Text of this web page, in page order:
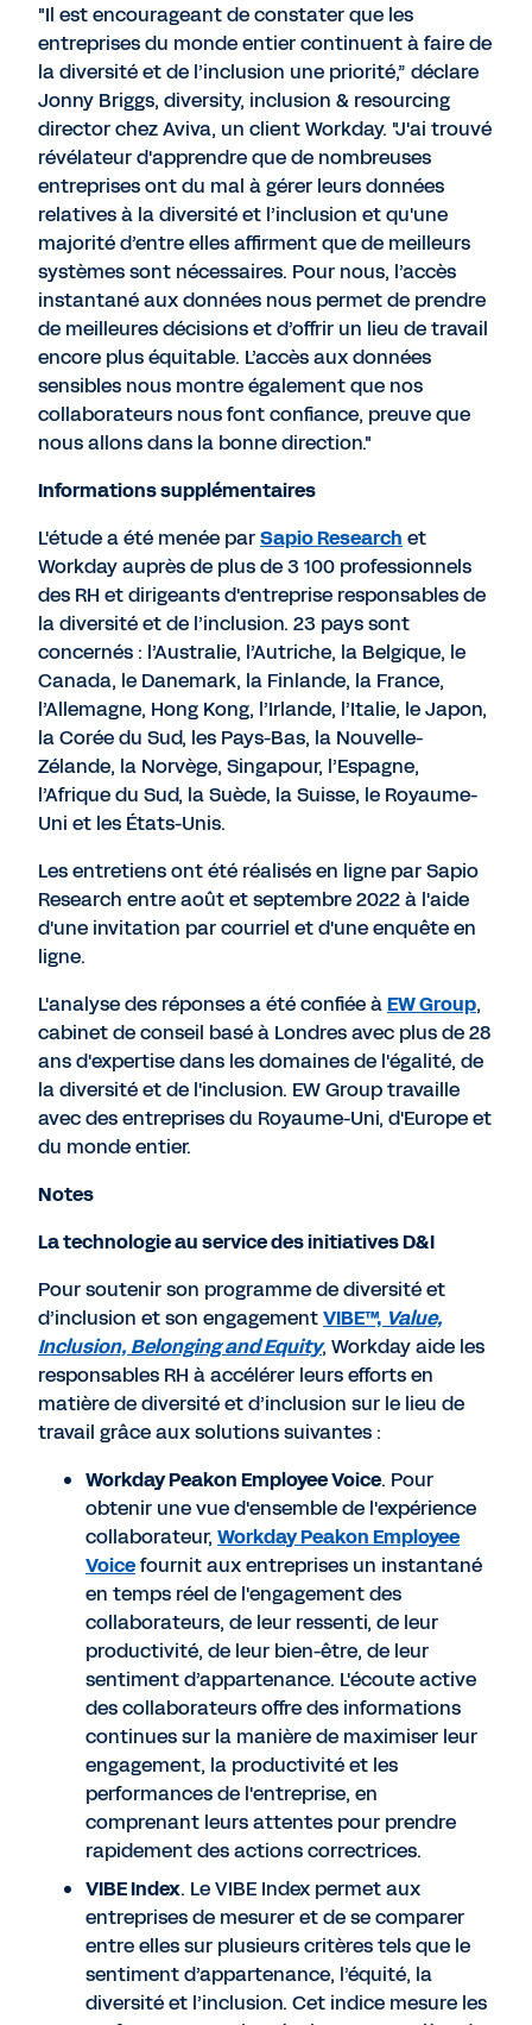
"Il est encourageant de constater que les
entreprises du monde entier continuent à faire de
la diversité et de l’inclusion une priorité,” déclare
Jonny Briggs, diversity, inclusion & resourcing
director chez Aviva, un client Workday. "J'ai trouvé
révélateur d'apprendre que de nombreuses
entreprises ont du mal à gérer leurs données
relatives à la diversité et l’inclusion et qu'une
majorité d’entre elles affirment que de meilleurs
systèmes sont nécessaires. Pour nous, l’accès
instantané aux données nous permet de prendre
de meilleures décisions et d’offrir un lieu de travail
encore plus équitable. L’accès aux données
sensibles nous montre également que nos
collaborateurs nous font confiance, preuve que
nous allons dans la bonne direction."
Informations supplémentaires
L'étude a été menée parSapio Research et
Workday auprès de plus de 3 100 professionnels
des RH et dirigeants d'entreprise responsables de
la diversité et de l’inclusion. 23 pays sont
concernés : l’Australie, l’Autriche, la Belgique, le
Canada, le Danemark, la Finlande, la France,
l’Allemagne, Hong Kong, l’Irlande, l’Italie, le Japon,
la Corée du Sud, les Pays-Bas, la Nouvelle-
Zélande, la Norvège, Singapour, l’Espagne,
l’Afrique du Sud, la Suède, la Suisse, le Royaume-
Uni et les États-Unis.
Les entretiens ont été réalisés en ligne par Sapio
Research entre août et septembre 2022 à l'aide
d'une invitation par courriel et d'une enquête en
ligne.
L'analyse des réponses a été confiée àEW Group,
cabinet de conseil basé à Londres avec plus de 28
ans d'expertise dans les domaines de l'égalité, de
la diversité et de l'inclusion. EW Group travaille
avec des entreprises du Royaume-Uni, d'Europe et
du monde entier.
Notes
La technologie au service des initiatives D&I
Pour soutenir son programme de diversité et
d’inclusion et son engagementVIBE™, Value,
Inclusion, Belonging and Equity, Workday aide les
responsables RH à accélérer leurs efforts en
matière de diversité et d’inclusion sur le lieu de
travail grâce aux solutions suivantes :
Workday Peakon Employee Voice. Pour
obtenir une vue d'ensemble de l'expérience
collaborateur, Workday Peakon Employee
Voicefournit aux entreprises un instantané
en temps réel de l'engagement des
collaborateurs, de leur ressenti, de leur
productivité, de leur bien-être, de leur
sentiment d’appartenance. L'écoute active
des collaborateurs offre des informations
continues sur la manière de maximiser leur
engagement, la productivité et les
performances de l'entreprise, en
comprenant leurs attentes pour prendre
rapidement des actions correctrices.
VIBE Index. Le VIBE Index permet aux
entreprises de mesurer et de se comparer
entre elles sur plusieurs critères tels que le
sentiment d’appartenance, l’équité, la
diversité et l’inclusion. Cet indice mesure les